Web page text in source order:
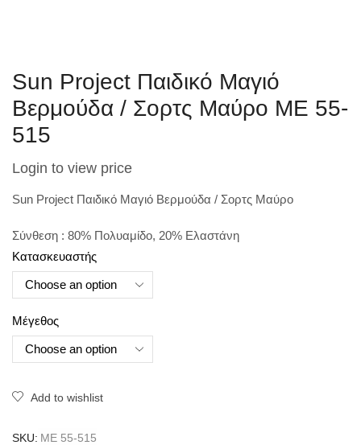
Sun Project Παιδικό Μαγιό
Βερμούδα / Σορτς Μαύρο ME 55-
515
Login to view price
Sun Project Παιδικό Μαγιό Βερμούδα / Σορτς Μαύρο
Σύνθεση : 80% Πολυαμίδο, 20% Ελαστάνη
Κατασκευαστής
Μέγεθος
Add to wishlist
SKU: ME 55-515